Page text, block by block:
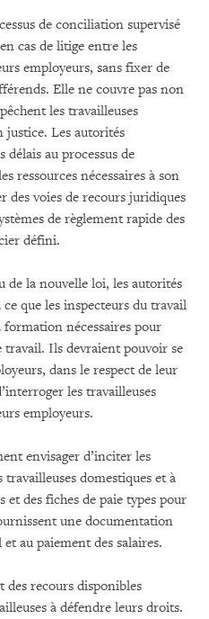
de conciliation supervisé
cas de litige entre les
employeurs, sans fixer de
Elle ne couvre pas non
les travailleuses
justice. Les autorités
au processus de
ressources nécessaires à son
voies de recours juridiques
de règlement rapide des
défini.
de la nouvelle loi, les autorités
que les inspecteurs du travail
formation nécessaires pour
Ils devraient pouvoir se
dans le respect de leur
les travailleuses
employeurs.
envisager d’inciter les
domestiques et à
et des fiches de paie types pour
une documentation
au paiement des salaires.
des recours disponibles
à défendre leurs droits.